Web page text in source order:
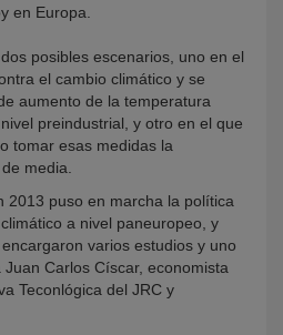
en Europa.
posibles escenarios, uno en el
el cambio climático y se
aumento de la temperatura
preindustrial, y otro en el que
tomar esas medidas la
media.
2013 puso en marcha la política
a nivel paneuropeo, y
varios estudios y uno
Carlos Císcar, economista
Teconlógica del JRC y